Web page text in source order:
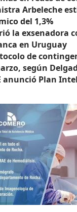
Arbeleche
del 1,3%
la exsenadora
en Uruguay
de
según
anunció Plan